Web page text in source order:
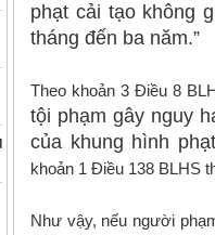
phạt cải tạo không
tháng đến ba năm.”
Theo khoản 3 Điều 8
tội phạm gây nguy
của khung hình
khoản 1 Điều 138 BLHS
Như vậy, nếu người